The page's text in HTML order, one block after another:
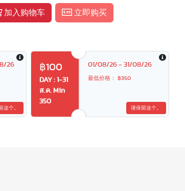
加入购物车 立即购买
26
这个。
฿100
DAY : 1-31
ส.ค. Min
350
01/08/26 - 31/08/26
最低价格： ฿350
请保留这个。